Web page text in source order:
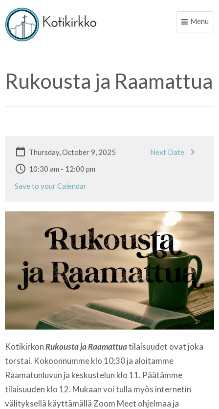
Toggle
Menu
Rukousta ja Raamattua
Thursday, October 9, 2025
Next Date
10:30 am - 12:00 pm
Save to your Calendar
KotikirkonRukousta ja Raamattuatilaisuudet ovat joka
torstai. Kokoonnumme klo 10:30 ja aloitamme
Raamatunluvun ja keskustelun klo 11. Päätämme
tilaisuuden klo 12. Mukaan voi tulla myös internetin
välityksellä käyttämällä Zoom Meet ohjelmaa ja